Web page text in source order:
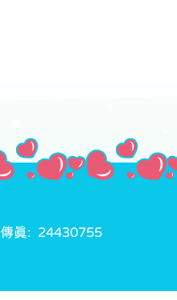
傳真: 24430755